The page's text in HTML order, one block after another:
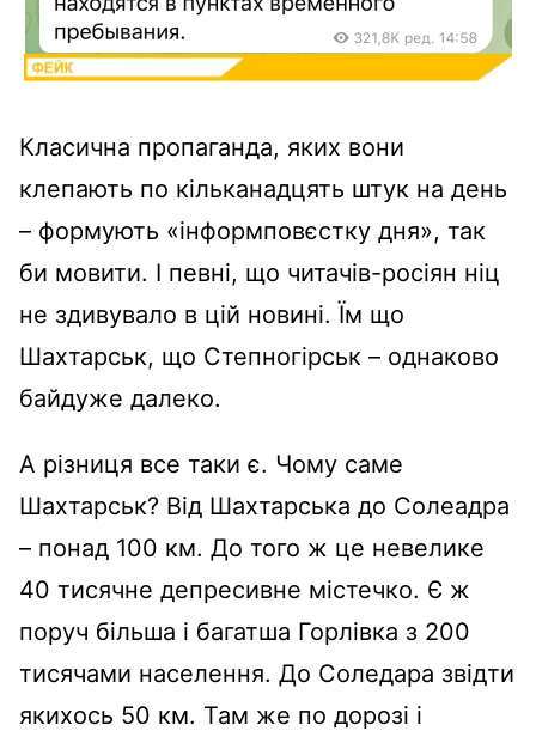
Класична пропаганда, яких вони
клепають по кільканадцять штук на день
– формують «інформповєстку дня», так
би мовити. І певні, що читачів-росіян ніц
не здивувало в цій новині. Їм що
Шахтарськ, що Степногірськ – однаково
байдуже далеко.
А різниця все таки є. Чому саме
Шахтарськ? Від Шахтарська до Солеадра
– понад 100 км. До того ж це невелике
40 тисячне депресивне містечко. Є ж
поруч більша і багатша Горлівка з 200
тисячами населення. До Соледара звідти
якихось 50 км. Там же по дорозі і